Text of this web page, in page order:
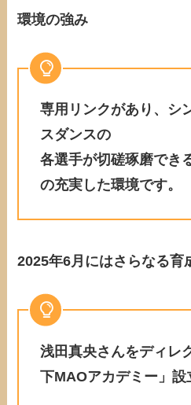
環境の強み
専用リンクがあり、シ
スダンスの
各選手が切磋琢磨でき
の充実した環境です。
2025年6月にはさらなる育
浅田真央さんをディレ
下MAOアカデミー」設